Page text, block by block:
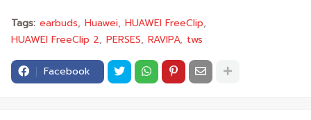
Tags: earbuds Huawei HUAWEI FreeClip
HUAWEI FreeClip 2 PERSES RAVIPA tws
Facebook